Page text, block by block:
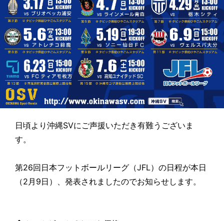
日頃より沖縄SVにご声援いただき有難うございま
す。
第26回日本フットボールリーグ（JFL）の日程が本日
（2月9日）、発表されましたのでお知らせします。